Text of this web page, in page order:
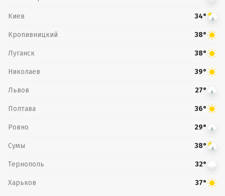
Киев 34°
Кропивницкий 38°
Луганск 38°
Николаев 39°
Львов 27°
Полтава 36°
Ровно 29°
Сумы 38°
Тернополь 32°
Харьков 37°